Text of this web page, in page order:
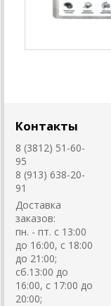
Контакты
8 (3812) 51-60-
95
8 (913) 638-20-
91
Доставка
заказов:
пн. - пт. с 13:00
до 16:00, с 18:00
до 21:00;
сб.13:00 до
16:00, с 17:00 до
20:00;